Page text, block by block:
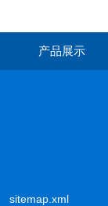
产品展示
sitemap.xml